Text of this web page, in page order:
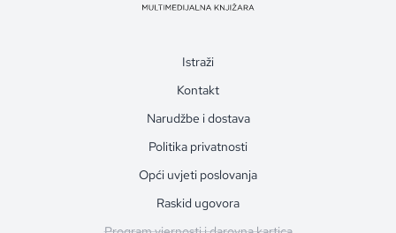
Istraži
Kontakt
Narudžbe i dostava
Politika privatnosti
Opći uvjeti poslovanja
Raskid ugovora